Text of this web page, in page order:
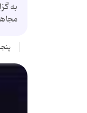
به
پنجشنبه